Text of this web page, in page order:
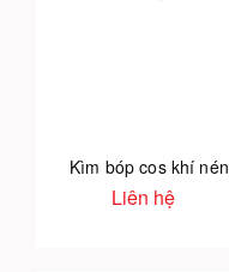
Kìm bóp cos khí nén
Liên hệ